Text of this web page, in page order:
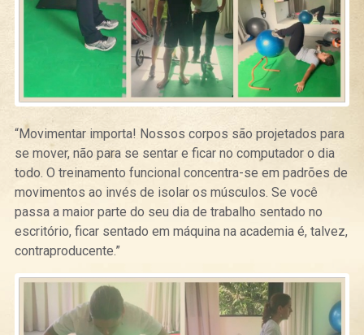
“Movimentar importa! Nossos corpos são projetados para
se mover, não para se sentar e ficar no computador o dia
todo. O treinamento funcional concentra-se em padrões de
movimentos ao invés de isolar os músculos. Se você
passa a maior parte do seu dia de trabalho sentado no
escritório, ficar sentado em máquina na academia é, talvez,
contraproducente.”